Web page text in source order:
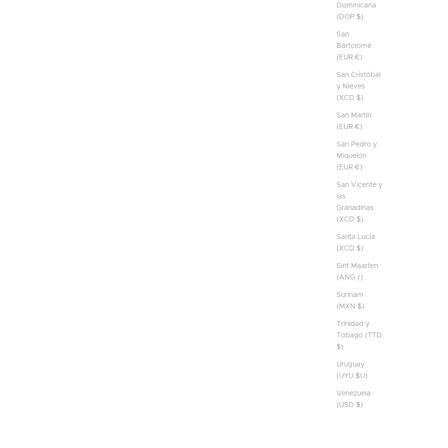
Dominicana
(DOP $)
San
Bartolomé
(EUR €)
San Cristóbal
y Nieves
(XCD $)
San Martín
(EUR €)
San Pedro y
Miquelón
(EUR €)
San Vicente y
las
Granadinas
(XCD $)
Santa Lucía
(XCD $)
Sint Maarten
(ANG ƒ)
Surinam
(MXN $)
Trinidad y
Tobago (TTD
$)
Uruguay
(UYU $U)
Venezuela
(USD $)